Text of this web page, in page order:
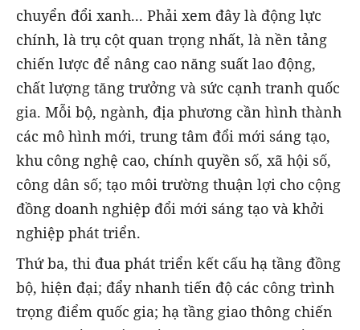
chuyển đổi xanh... Phải xem đây là động lực
chính, là trụ cột quan trọng nhất, là nền tảng
chiến lược để nâng cao năng suất lao động,
chất lượng tăng trưởng và sức cạnh tranh quốc
gia. Mỗi bộ, ngành, địa phương cần hình thành
các mô hình mới, trung tâm đổi mới sáng tạo,
khu công nghệ cao, chính quyền số, xã hội số,
công dân số; tạo môi trường thuận lợi cho cộng
đồng doanh nghiệp đổi mới sáng tạo và khởi
nghiệp phát triển.
Thứ ba, thi đua phát triển kết cấu hạ tầng đồng
bộ, hiện đại; đẩy nhanh tiến độ các công trình
trọng điểm quốc gia; hạ tầng giao thông chiến